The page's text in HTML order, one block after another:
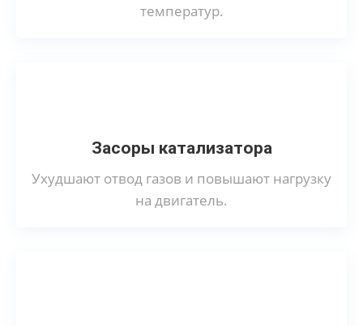
температур.
Засоры катализатора
Ухудшают отвод газов и повышают нагрузку
на двигатель.